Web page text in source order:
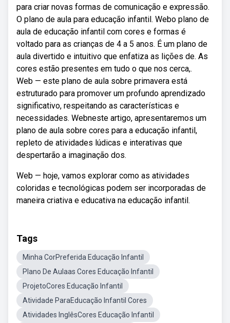
para criar novas formas de comunicação e expressão.
O plano de aula para educação infantil. Webo plano de
aula de educação infantil com cores e formas é
voltado para as crianças de 4 a 5 anos. É um plano de
aula divertido e intuitivo que enfatiza as lições de. As
cores estão presentes em tudo o que nos cerca,.
Web — este plano de aula sobre primavera está
estruturado para promover um profundo aprendizado
significativo, respeitando as características e
necessidades. Webneste artigo, apresentaremos um
plano de aula sobre cores para a educação infantil,
repleto de atividades lúdicas e interativas que
despertarão a imaginação dos.
Web — hoje, vamos explorar como as atividades
coloridas e tecnológicas podem ser incorporadas de
maneira criativa e educativa na educação infantil.
Tags
Minha CorPreferida Educação Infantil
Plano De Aulaas Cores Educação Infantil
ProjetoCores Educação Infantil
Atividade ParaEducação Infantil Cores
Atividades InglêsCores Educação Infantil